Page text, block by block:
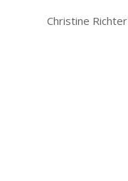
Christine Richter